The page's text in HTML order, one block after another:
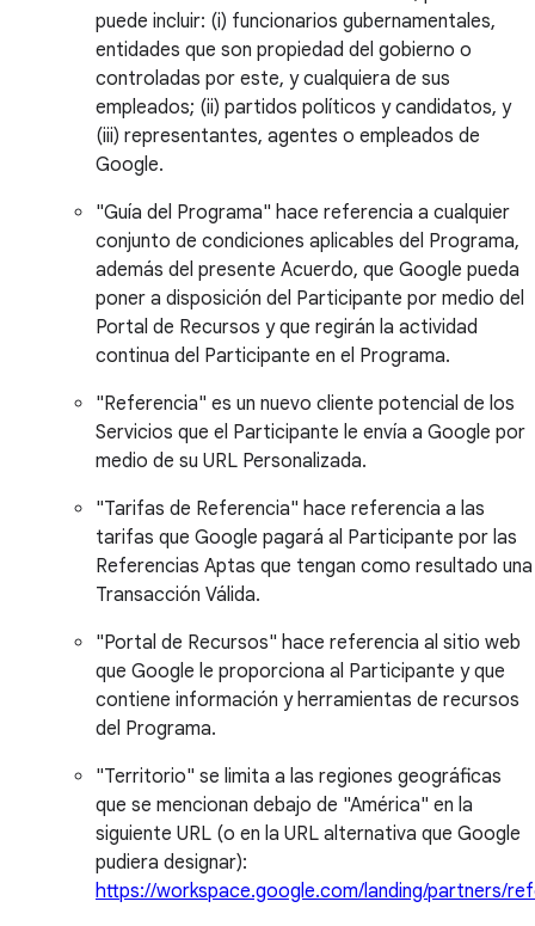
puede incluir: (i) funcionarios gubernamentales,
entidades que son propiedad del gobierno o
controladas por este, y cualquiera de sus
empleados; (ii) partidos políticos y candidatos, y
(iii) representantes, agentes o empleados de
Google.
"Guía del Programa" hace referencia a cualquier
conjunto de condiciones aplicables del Programa,
además del presente Acuerdo, que Google pueda
poner a disposición del Participante por medio del
Portal de Recursos y que regirán la actividad
continua del Participante en el Programa.
"Referencia" es un nuevo cliente potencial de los
Servicios que el Participante le envía a Google por
medio de su URL Personalizada.
"Tarifas de Referencia" hace referencia a las
tarifas que Google pagará al Participante por las
Referencias Aptas que tengan como resultado una
Transacción Válida.
"Portal de Recursos" hace referencia al sitio web
que Google le proporciona al Participante y que
contiene información y herramientas de recursos
del Programa.
"Territorio" se limita a las regiones geográficas
que se mencionan debajo de "América" en la
siguiente URL (o en la URL alternativa que Google
pudiera designar):
https://workspace.google.com/landing/partners/